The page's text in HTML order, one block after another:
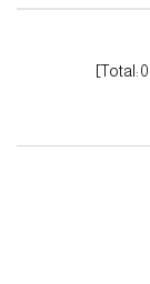
0
]